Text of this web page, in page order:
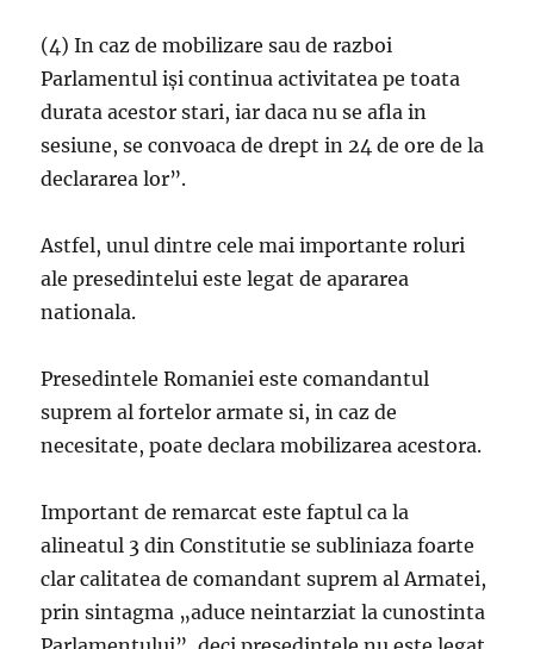
(4) In caz de mobilizare sau de razboi
Parlamentul işi continua activitatea pe toata
durata acestor stari, iar daca nu se afla in
sesiune, se convoaca de drept in 24 de ore de la
declararea lor”.
Astfel, unul dintre cele mai importante roluri
ale presedintelui este legat de apararea
nationala.
Presedintele Romaniei este comandantul
suprem al fortelor armate si, in caz de
necesitate, poate declara mobilizarea acestora.
Important de remarcat este faptul ca la
alineatul 3 din Constitutie se subliniaza foarte
clar calitatea de comandant suprem al Armatei,
prin sintagma „aduce neintarziat la cunostinta